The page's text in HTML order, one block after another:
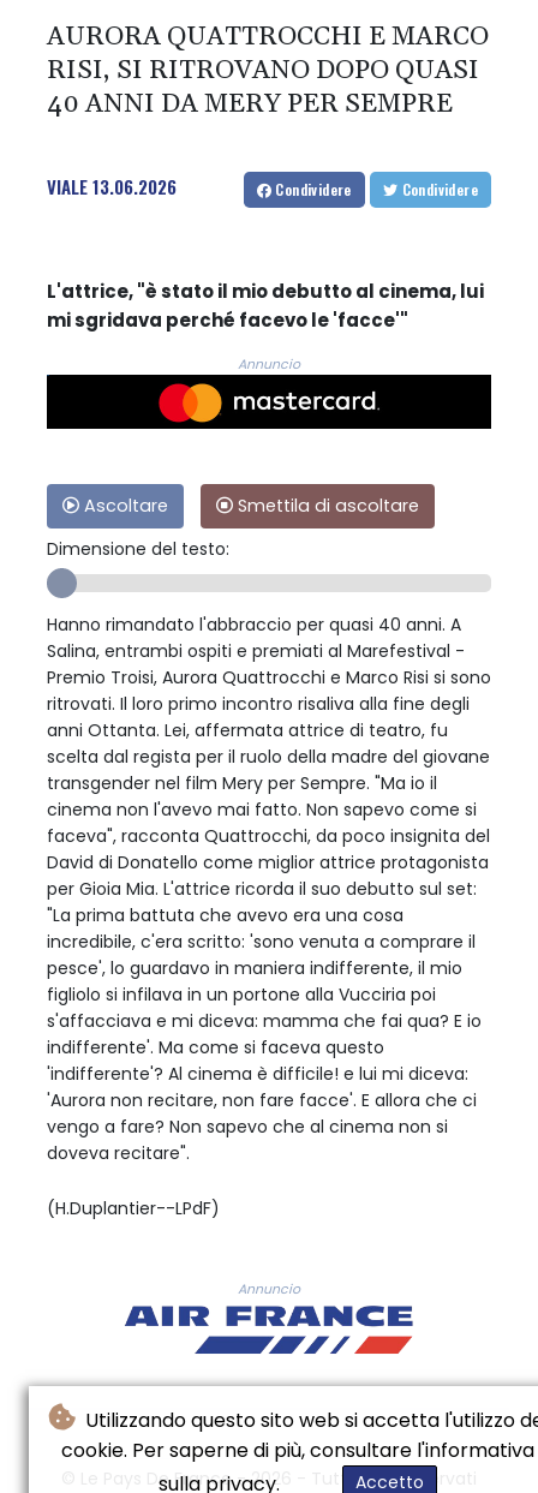
Utilizzando questo sito web si accetta l'utilizzo
cookie. Per saperne di più, consultare l'informativa
sulla privacy.
Accetto
AURORA QUATTROCCHI E MARCO
RISI, SI RITROVANO DOPO QUASI
40 ANNI DA MERY PER SEMPRE
VIALE13.06.2026 Condividere Condividere
L'attrice, "è stato il mio debutto al cinema, lui
mi sgridava perché facevo le 'facce'"
Annuncio
Ascoltare
Smettila di ascoltare
Dimensione del testo:
Hanno rimandato l'abbraccio per quasi 40 anni. A
Salina, entrambi ospiti e premiati al Marefestival -
Premio Troisi, Aurora Quattrocchi e Marco Risi si sono
ritrovati. Il loro primo incontro risaliva alla fine degli
anni Ottanta. Lei, affermata attrice di teatro, fu
scelta dal regista per il ruolo della madre del giovane
transgender nel film Mery per Sempre. "Ma io il
cinema non l'avevo mai fatto. Non sapevo come si
faceva", racconta Quattrocchi, da poco insignita del
David di Donatello come miglior attrice protagonista
per Gioia Mia. L'attrice ricorda il suo debutto sul set:
"La prima battuta che avevo era una cosa
incredibile, c'era scritto: 'sono venuta a comprare il
pesce', lo guardavo in maniera indifferente, il mio
figliolo si infilava in un portone alla Vucciria poi
s'affacciava e mi diceva: mamma che fai qua? E io
indifferente'. Ma come si faceva questo
'indifferente'? Al cinema è difficile! e lui mi diceva:
'Aurora non recitare, non fare facce'. E allora che ci
vengo a fare? Non sapevo che al cinema non si
doveva recitare".
(H.Duplantier--LPdF)
Annuncio
© Le Pays De France - 2026 - Tutti i diritti riservati